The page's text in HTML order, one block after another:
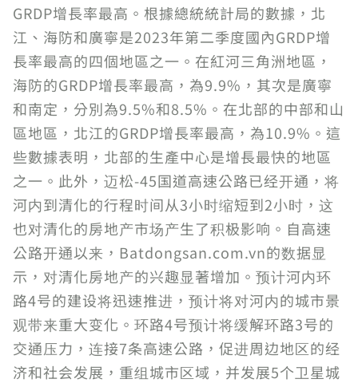
GRDP增長率最高。根據總統統計局的數據，北
江、海防和廣寧是2023年第二季度國內GRDP增
長率最高的四個地區之一。在紅河三角洲地區，
海防的GRDP增長率最高，為9.9%，其次是廣寧
和南定，分別為9.5%和8.5%。在北部的中部和山
區地區，北江的GRDP增長率最高，為10.9%。這
些數據表明，北部的生產中心是增長最快的地區
之一。此外，迈松-45国道高速公路已经开通，将
河内到清化的行程时间从3小时缩短到2小时，这
也对清化的房地产市场产生了积极影响。自高速
公路开通以来，Batdongsan.com.vn的数据显
示，对清化房地产的兴趣显著增加。预计河内环
路4号的建设将迅速推进，预计将对河内的城市景
观带来重大变化。环路4号预计将缓解环路3号的
交通压力，连接7条高速公路，促进周边地区的经
济和社会发展，重组城市区域，并发展5个卫星城